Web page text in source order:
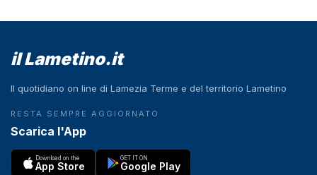
il Lametino.it
Il quotidiano on line di Lamezia Terme e del territorio Lametino
RESTA SEMPRE AGGIORNATO
Scarica l'App
Download on the
App Store
GET IT ON
Google Play